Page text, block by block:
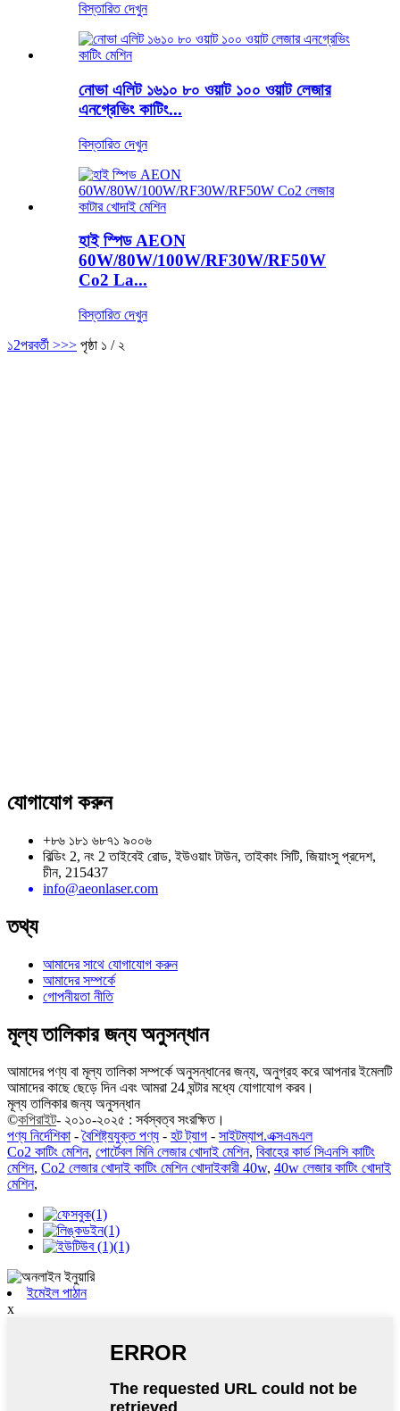
বিস্তারিত দেখুন
নোভা এলিট ১৬১০ ৮০ ওয়াট ১০০ ওয়াট লেজার
এনগ্রেভিং কাটিং...
বিস্তারিত দেখুন
হাই স্পিড AEON
60W/80W/100W/RF30W/RF50W
Co2 La...
বিস্তারিত দেখুন
১2পরবর্তী >>> পৃষ্ঠা ১ / ২
যোগাযোগ করুন
+৮৬ ১৮১ ৬৮৭১ ৯০০৬
বিল্ডিং 2, নং 2 তাইবেই রোড, ইউওয়াং টাউন, তাইকাং সিটি, জিয়াংসু প্রদেশ,
চীন, 215437
info@aeonlaser.com
তথ্য
আমাদের সাথে যোগাযোগ করুন
আমাদের সম্পর্কে
গোপনীয়তা নীতি
মূল্য তালিকার জন্য অনুসন্ধান
আমাদের পণ্য বা মূল্য তালিকা সম্পর্কে অনুসন্ধানের জন্য, অনুগ্রহ করে আপনার ইমেলটি
আমাদের কাছে ছেড়ে দিন এবং আমরা 24 ঘন্টার মধ্যে যোগাযোগ করব।
মূল্য তালিকার জন্য অনুসন্ধান
©কপিরাইট- ২০১০-২০২৫ : সর্বস্বত্ব সংরক্ষিত।
পণ্য নির্দেশিকা -বৈশিষ্ট্যযুক্ত পণ্য - হট ট্যাগ - সাইটম্যাপ.এক্সএমএল
Co2 কাটিং মেশিন, পোর্টেবল মিনি লেজার খোদাই মেশিন, বিবাহের কার্ড সিএনসি কাটিং
মেশিন, Co2 লেজার খোদাই কাটিং মেশিন খোদাইকারী 40w, 40w লেজার কাটিং খোদাই
মেশিন,
ইমেইল পাঠান
x